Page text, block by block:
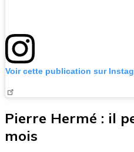
Voir cette publication sur
Pierre Hermé : il
mois